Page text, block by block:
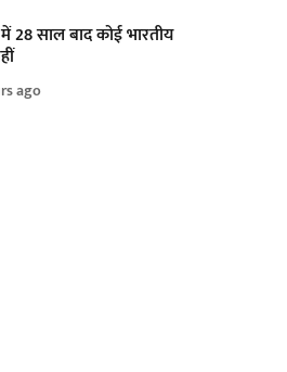
28 साल बाद कोई भारतीय
ago